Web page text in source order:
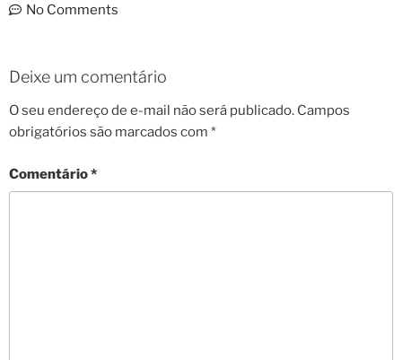
No Comments
Deixe um comentário
O seu endereço de e-mail não será publicado. Campos
obrigatórios são marcados com *
Comentário*